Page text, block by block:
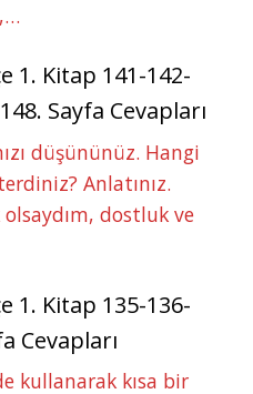
1. Kitap 141-142-
Sayfa Cevapları
düşününüz. Hangi
Anlatınız.
dostluk ve
1. Kitap 135-136-
Cevapları
kullanarak kısa bir